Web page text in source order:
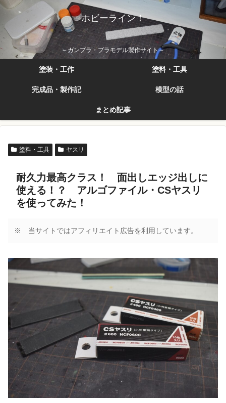
ホビーライン！
～ガンプラ・プラモデル製作サイト～
塗装・工作 塗料・工具
完成品・製作記 模型の話
まとめ記事
塗料・工具 ヤスリ
耐久力最高クラス！ 面出しエッジ出しに
使える！？ アルゴファイル・CSヤスリ
を使ってみた！
※ 当サイトではアフィリエイト広告を利用しています。